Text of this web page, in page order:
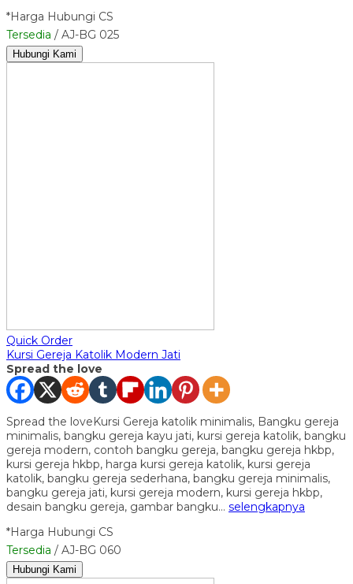
*Harga Hubungi CS
Tersedia / AJ-BG 025
Hubungi Kami
Quick Order
Kursi Gereja Katolik Modern Jati
Spread the love
Spread the loveKursi Gereja katolik minimalis, Bangku gereja
minimalis, bangku gereja kayu jati, kursi gereja katolik, bangku
gereja modern, contoh bangku gereja, bangku gereja hkbp,
kursi gereja hkbp, harga kursi gereja katolik, kursi gereja
katolik, bangku gereja sederhana, bangku gereja minimalis,
bangku gereja jati, kursi gereja modern, kursi gereja hkbp,
desain bangku gereja, gambar bangku… selengkapnya
*Harga Hubungi CS
Tersedia / AJ-BG 060
Hubungi Kami